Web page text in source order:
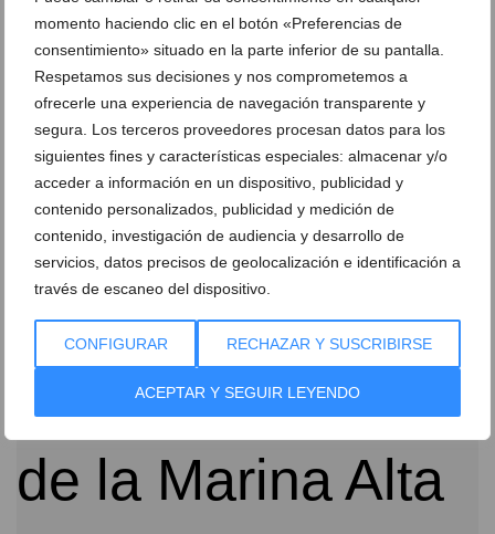
momento haciendo clic en el botón «Preferencias de
consentimiento» situado en la parte inferior de su pantalla.
Respetamos sus decisiones y nos comprometemos a
ofrecerle una experiencia de navegación transparente y
segura. Los terceros proveedores procesan datos para los
siguientes fines y características especiales: almacenar y/o
acceder a información en un dispositivo, publicidad y
contenido personalizados, publicidad y medición de
contenido, investigación de audiencia y desarrollo de
servicios, datos precisos de geolocalización e identificación a
través de escaneo del dispositivo.
CONFIGURAR RECHAZAR Y SUSCRIBIRSE
ACEPTAR Y SEGUIR LEYENDO
El comercio local de Dénia celebra su gran fiesta hoy
con descuentos especiales y actividades infantiles
13 de junio de 2026